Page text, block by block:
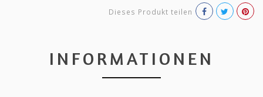
Dieses Produkt teilen
INFORMATIONEN